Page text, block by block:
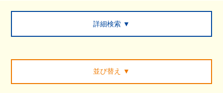
詳細検索 ▼
並び替え ▼